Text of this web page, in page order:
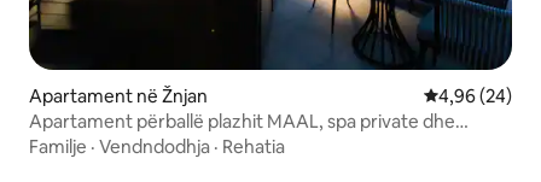
Apartament në Žnjan Vlerësimi
4,96 (24)
Apartament përballë plazhit MAAL, spa private dhe
parkim
Familje · Vendndodhja · Rehatia